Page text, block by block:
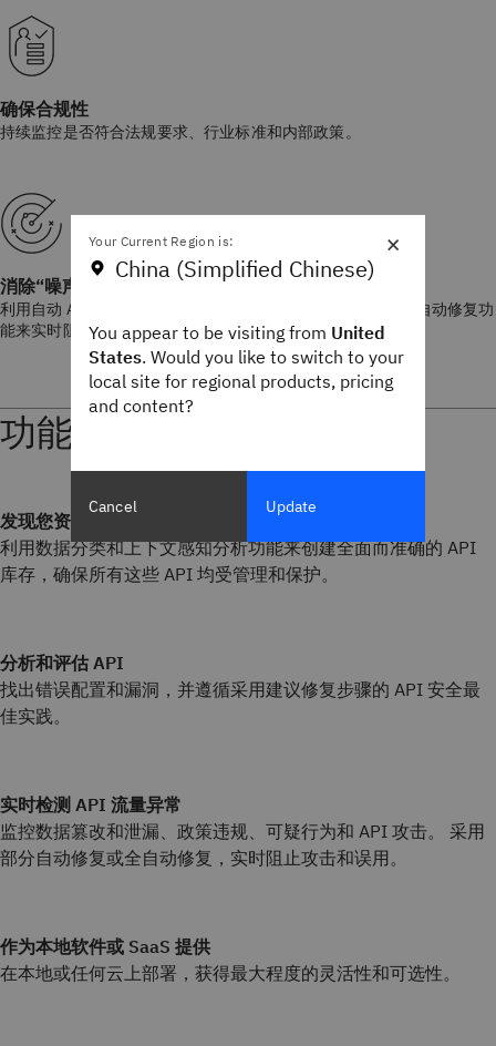
确保合规性
持续监控是否符合法规要求、行业标准和内部政策。
消除“噪声”，排除干扰
利用自动 AI 和机器学习检测功能进行实时流量分析，并使用自动修复功
能来实时阻止攻击。
功能
发现您资产中的所有 API
利用数据分类和上下文感知分析功能来创建全面而准确的 API
库存，确保所有这些 API 均受管理和保护。
分析和评估 API
找出错误配置和漏洞，并遵循采用建议修复步骤的 API 安全最
佳实践。
实时检测 API 流量异常
监控数据篡改和泄漏、政策违规、可疑行为和 API 攻击。 采用
部分自动修复或全自动修复，实时阻止攻击和误用。
作为本地软件或 SaaS 提供
在本地或任何云上部署，获得最大程度的灵活性和可选性。
×
Your Current Region is:
China (Simplified Chinese)
You appear to be visiting from United
States. Would you like to switch to your
local site for regional products, pricing
and content?
Cancel Update